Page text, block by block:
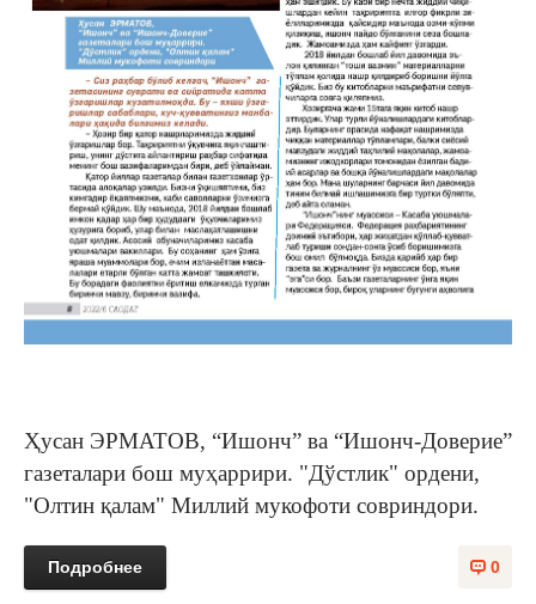
Ҳусан ЭРМАТОВ, “Ишонч” ва “Ишонч-Доверие”
газеталари бош муҳаррири. "Дўстлик" ордени,
"Олтин қалам" Миллий мукофоти совриндори.
0
Подробнее